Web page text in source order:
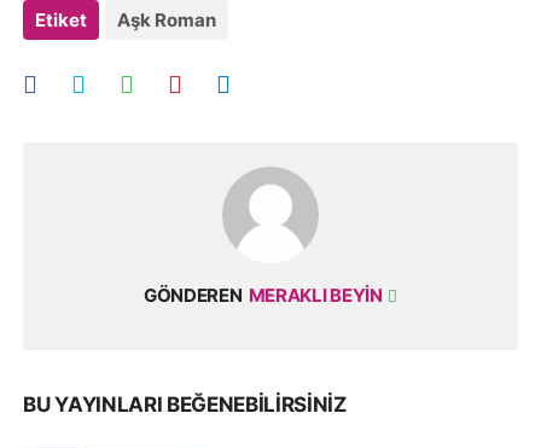
Etiket Aşk Roman
GÖNDEREN MERAKLI BEYIN
BU YAYINLARI BEĞENEBILIRSINIZ